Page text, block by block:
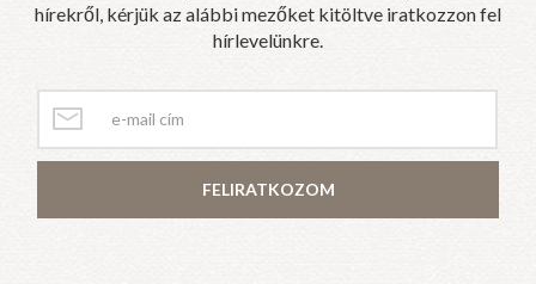
hírekről, kérjük az alábbi mezőket kitöltve iratkozzon fel
hírlevelünkre.
FELIRATKOZOM